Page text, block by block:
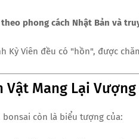
phong cách Nhật Bản và
Kỳ Viên đều có "hồn", được
Vật Mang Lại
còn là biểu tượng của: